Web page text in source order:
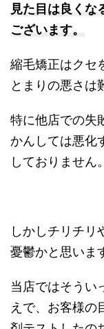
見た目は良くな
ございます。
縮毛矯正はクセ
とまりの悪さは
特に他店での失
かんしては悪化
しておりません。
しかしチリチリ
憂鬱かと思いま
当店ではそうい
えで、お客様の